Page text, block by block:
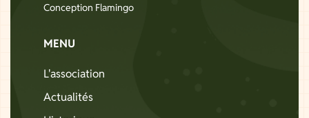
Conception Flamingo
MENU
L'association
Actualités